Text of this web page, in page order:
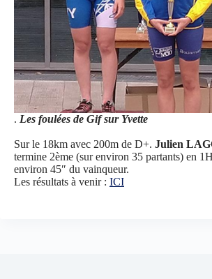
. Les foulées de Gif sur Yvette
Sur le 18km avec 200m de D+. Julien
termine 2ème (sur environ 35 partants) en
environ 45″ du vainqueur.
Les résultats à venir : ICI